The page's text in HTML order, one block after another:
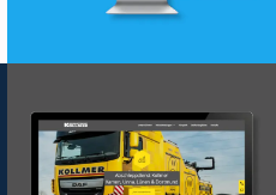
Webdesign & -entwicklung